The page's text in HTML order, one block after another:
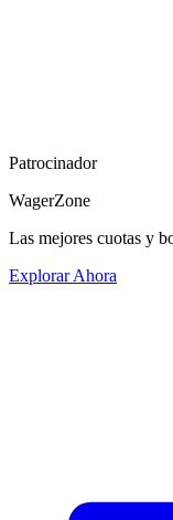
Patrocinador
WagerZone
Las mejores cuotas y
Explorar Ahora